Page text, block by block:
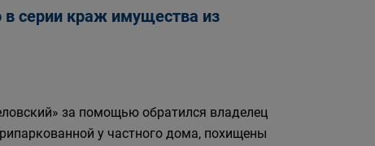
в серии краж имущества из
за помощью обратился владелец
у частного дома, похищены